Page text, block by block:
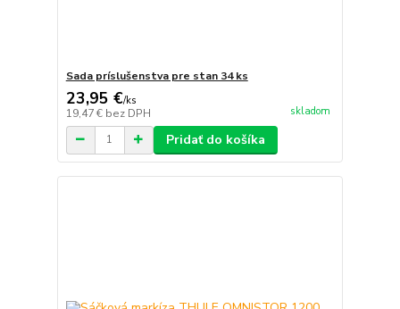
Sada príslušenstva pre stan 34 ks
23,95 €/ks
19,47 € bez DPH skladom
Pridať do košíka